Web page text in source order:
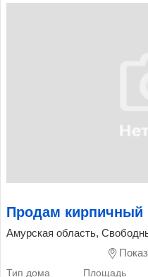
Продам кирпичный
Амурская область,